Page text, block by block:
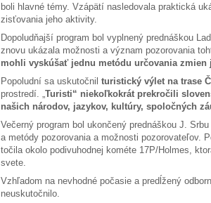
boli hlavné témy. Vzápätí nasledovala praktická
zisťovania jeho aktivity.
Dopoludňajší program bol vyplnený prednáškou
znovu ukázala možnosti a význam pozorovania
mohli vyskúšať jednu metódu určovania zmien
Popoludní sa uskutočnil turistický výlet na trase
prostredí. „Turisti“ niekoľkokrát prekročili
našich národov, jazykov, kultúry, spoločných
Večerný program bol ukončený prednáškou J. Srbu
a metódy pozorovania a možnosti pozorovateľov.
točila okolo podivuhodnej kométe 17P/Holmes,
svete.
Vzhľadom na nevhodné počasie a predĺžený
neuskutočnilo.